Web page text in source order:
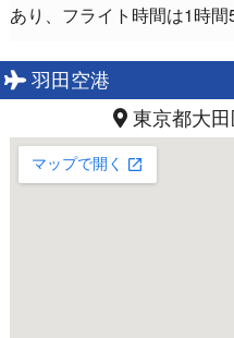
あり、フライト時間は1時間
羽田空港
東京都大